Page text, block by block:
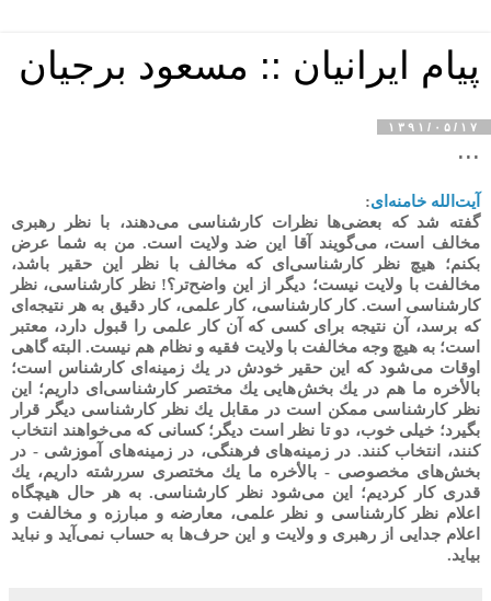
پیام ایرانیان :: مسعود برجیان
۱۳۹۱/۰۵/۱۷
...
آیت‌الله خامنه‌ای:
گفته شد كه بعضى‌ها نظرات كارشناسى می‌دهند، با نظر رهبرى
مخالف است، می‌گویند آقا این ضد ولایت است. من به شما عرض
بكنم؛ هیچ نظر كارشناسى‌اى كه مخالف با نظر این حقیر باشد،
مخالفت با ولایت نیست؛ دیگر از این واضح‌تر؟! نظر كارشناسى، نظر
كارشناسى است. كار كارشناسى، كار علمى، كار دقیق به هر نتیجه‌اى
كه برسد، آن نتیجه براى كسى كه آن كار علمى را قبول دارد، معتبر
است؛ به هیچ وجه مخالفت با ولایت فقیه و نظام هم نیست. البته گاهى
اوقات می‌شود كه این حقیر خودش در یك زمینه‌اى كارشناس است؛
بالأخره ما هم در یك بخش‌هایى یك مختصر كارشناسى‌اى داریم؛ این
نظر كارشناسى ممكن است در مقابل یك نظر كارشناسى دیگر قرار
بگیرد؛ خیلى خوب، دو تا نظر است دیگر؛ كسانى كه می‌خواهند انتخاب
كنند، انتخاب كنند. در زمینه‌هاى فرهنگى، در زمینه‌هاى آموزشى - در
بخش‌هاى مخصوصى - بالأخره ما یك مختصرى سررشته داریم، یك
قدرى كار كردیم؛ این می‌شود نظر كارشناسى. به هر حال هیچگاه
اعلام نظر كارشناسى و نظر علمى، معارضه و مبارزه و مخالفت و
اعلام جدایى از رهبرى و ولایت و این حرف‌ها به حساب نمى‌آید و نباید
بیاید.